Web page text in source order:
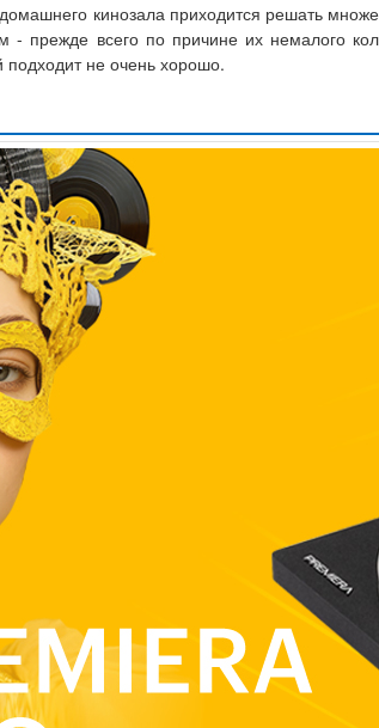
кинозала приходится решать
- прежде всего по причине их немалого
подходит не очень хорошо.